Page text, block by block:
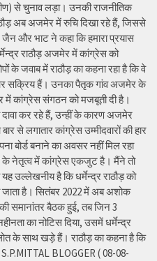
से चुनाव लड़ा। उनकी राजनीतिक
अब अजमेर में रुचि दिखा रहे हैं, जिससे
जैन और भाट ने कहा कि हमारा प्रयास
राठौड़ अजमेर में कांग्रेस को
जवाब में राठौड़ का कहना रहा है कि वे
सक्रिय हैं। उनका पैतृक गांव अजमेर के
में कांग्रेस संगठन को मजबूती दी है।
कर रहे हैं, उन्हीं के कारण अजमेर
से लगातार कांग्रेस उम्मीदवारों की हार
बोर्ड बनाने का अवसर नहीं मिल रहा
के नेतृत्व में कांग्रेस एकजुट है। मैंने तो
यह उल्लेखनीय है कि धर्मेन्द्र राठौड़ को
जाता है। सितंबर 2022 में अब अशोक
समानांतर बैठक हुई, तब जिन 3
का नोटिस दिया, उसमें धर्मेन्द्र
के साथ खड़े हैं। राठौड़ का कहना है कि
BLOGGER ( 08-08-